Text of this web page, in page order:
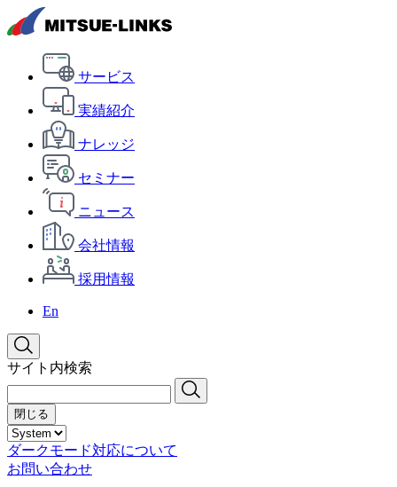
サービス
実績紹介
ナレッジ
セミナー
ニュース
会社情報
採用情報
En
サイト内検索
閉じる
ダークモード対応について
お問い合わせ